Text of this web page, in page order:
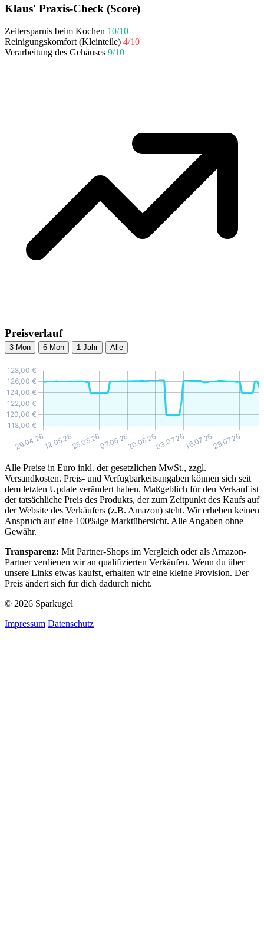
Klaus' Praxis-Check (Score)
Zeitersparnis beim Kochen 10/10
Reinigungskomfort (Kleinteile) 4/10
Verarbeitung des Gehäuses 9/10
Preisverlauf
3 Mon 6 Mon 1 Jahr Alle
Alle Preise in Euro inkl. der gesetzlichen MwSt., zzgl.
Versandkosten. Preis- und Verfügbarkeitsangaben können sich seit
dem letzten Update verändert haben. Maßgeblich für den Verkauf ist
der tatsächliche Preis des Produkts, der zum Zeitpunkt des Kaufs auf
der Website des Verkäufers (z.B. Amazon) steht. Wir erheben keinen
Anspruch auf eine 100%ige Marktübersicht. Alle Angaben ohne
Gewähr.
Transparenz: Mit Partner-Shops im Vergleich oder als Amazon-
Partner verdienen wir an qualifizierten Verkäufen. Wenn du über
unsere Links etwas kaufst, erhalten wir eine kleine Provision. Der
Preis ändert sich für dich dadurch nicht.
© 2026 Sparkugel
Impressum Datenschutz